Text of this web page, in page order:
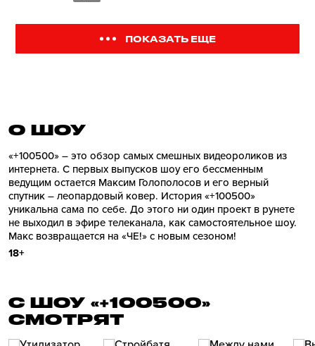
ПОКАЗАТЬ ЕЩЕ
О ШОУ
«+100500» – это обзор самых смешных видеороликов из
интернета. С первых выпусков шоу его бессменным
ведущим остается Максим Голополосов и его верный
спутник – леопардовый ковер. История «+100500»
уникальна сама по себе. До этого ни один проект в рунете
не выходил в эфире телеканала, как самостоятельное шоу.
Макс возвращается на «ЧЕ!» с новым сезоном!
18+
С ШОУ «+100500»
СМОТРЯТ